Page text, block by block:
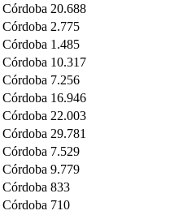
Córdoba 20.688
Córdoba 2.775
Córdoba 1.485
Córdoba 10.317
Córdoba 7.256
Córdoba 16.946
Córdoba 22.003
Córdoba 29.781
Córdoba 7.529
Córdoba 9.779
Córdoba 833
Córdoba 710